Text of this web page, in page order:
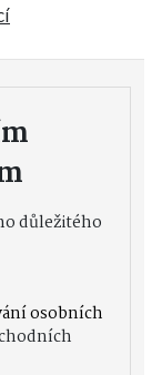
důležitého
osobních